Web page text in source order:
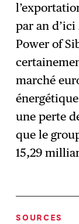
par an
Power of
marché
une perte
que le
15,29
SOURCES